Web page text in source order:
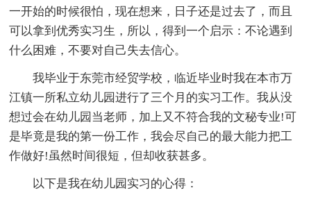
一开始的时候很怕，现在想来，日子还是过去了，而且
可以拿到优秀实习生，所以，得到一个启示：不论遇到
什么困难，不要对自己失去信心。
我毕业于东莞市经贸学校，临近毕业时我在本市万
江镇一所私立幼儿园进行了三个月的实习工作。我从没
想过会在幼儿园当老师，加上又不符合我的文秘专业!可
是毕竟是我的第一份工作，我会尽自己的最大能力把工
作做好!虽然时间很短，但却收获甚多。
以下是我在幼儿园实习的心得：